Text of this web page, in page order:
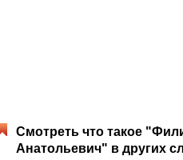
Смотреть что такое
Анатольевич" в других